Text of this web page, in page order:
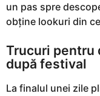
un pas spre
obține lookuri din
Trucuri pentru
după festival
La finalul unei zile